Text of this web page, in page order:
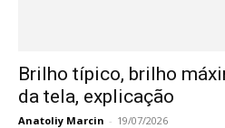
Brilho típico, brilho
da tela, explicação
Anatoliy Marcin - 19/07/2026